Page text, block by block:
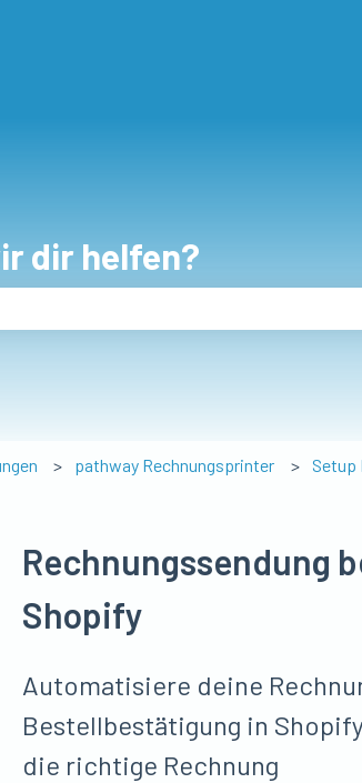
dir helfen?
pathway Rechnungsprinter Setup
Rechnungssendung
Shopify
Automatisiere deine
Bestellbestätigung in
die richtige Rechnung